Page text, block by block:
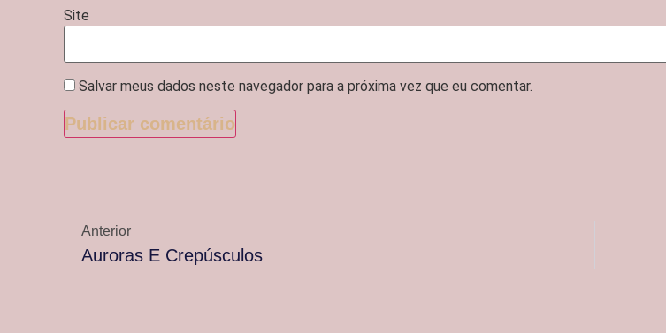
Site
Salvar meus dados neste navegador para a próxima vez que eu comentar.
Anterior
Auroras E Crepúsculos